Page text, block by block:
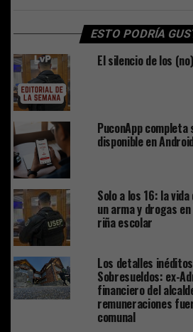
ESTO PODRÍA
El silencio de los
PuconApp
disponible en
Solo a los 16: la
un arma y drogas
riña escolar
Los detalles
Sobresueldos: ex-
financiero del
remuneraciones
comunal